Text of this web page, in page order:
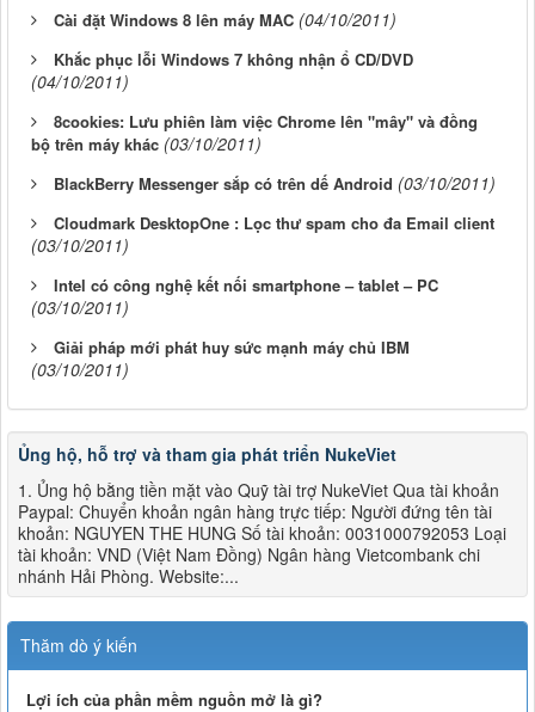
Cài đặt Windows 8 lên máy MAC (04/10/2011)
Khắc phục lỗi Windows 7 không nhận ổ CD/DVD
(04/10/2011)
8cookies: Lưu phiên làm việc Chrome lên "mây" và đồng
bộ trên máy khác (03/10/2011)
BlackBerry Messenger sắp có trên dế Android (03/10/2011)
Cloudmark DesktopOne : Lọc thư spam cho đa Email client
(03/10/2011)
Intel có công nghệ kết nối smartphone – tablet – PC
(03/10/2011)
Giải pháp mới phát huy sức mạnh máy chủ IBM
(03/10/2011)
Ủng hộ, hỗ trợ và tham gia phát triển NukeViet
1. Ủng hộ bằng tiền mặt vào Quỹ tài trợ NukeViet Qua tài khoản
Paypal: Chuyển khoản ngân hàng trực tiếp: Người đứng tên tài
khoản: NGUYEN THE HUNG Số tài khoản: 0031000792053 Loại
tài khoản: VND (Việt Nam Đồng) Ngân hàng Vietcombank chi
nhánh Hải Phòng. Website:...
Thăm dò ý kiến
Lợi ích của phần mềm nguồn mở là gì?